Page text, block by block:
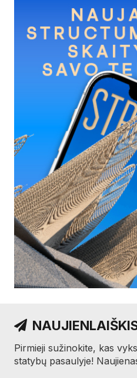
Pirmieji sužinokite, kas
statybų pasaulyje!